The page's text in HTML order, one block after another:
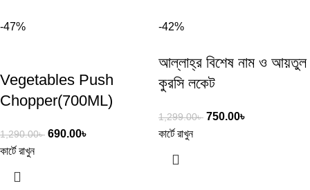
-47%
Vegetables Push
Chopper(700ML)
1,290.00৳ 690.00৳
কার্টে রাখুন
-42%
আল্লাহ্‌র বিশেষ নাম ও আয়তুল
কুরসি লকেট
1,299.00৳ 750.00৳
কার্টে রাখুন